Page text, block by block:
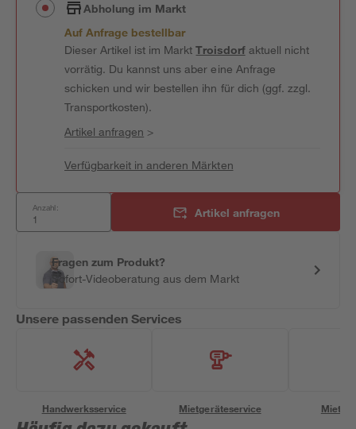
Abholung im Markt
Auf Anfrage bestellbar
Dieser Artikel ist im MarktTroisdorfaktuell nicht
vorrätig. Du kannst uns aber eine Anfrage
schicken und wir bestellen ihn für dich (ggf. zzgl.
Transportkosten).
Artikel anfragen >
Verfügbarkeit in anderen Märkten
Anzahl: Artikel anfragen
Fragen zum Produkt?
Sofort-Videoberatung aus dem Markt
Unsere passenden Services
Handwerksservice Mietgeräteservice